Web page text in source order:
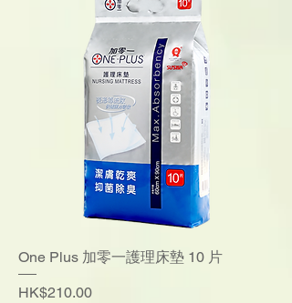
One Plus 加零一護理床墊 10 片
Price
HK$210.00